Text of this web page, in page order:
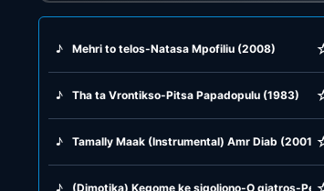
♪ Mehri to telos-Natasa Mpofiliu (2008)
♪ Tha ta Vrontikso-Pitsa Papadopulu (1983)
♪ Tamally Maak (Instrumental) Amr Diab (2001)
♪ (Dimotika) Kegome ke sigoliono-O giatros-